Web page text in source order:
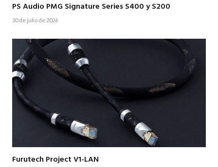
PS Audio PMG Signature Series S400 y S200
30 de julio de 2026
Furutech Project V1-LAN